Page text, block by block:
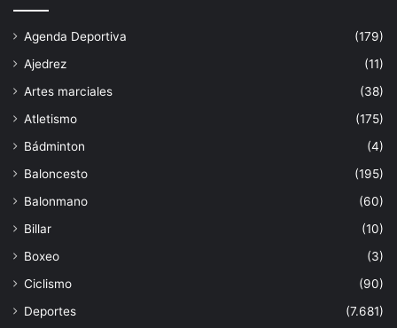
Agenda Deportiva
(179)
Ajedrez
(11)
Artes marciales
(38)
Atletismo
(175)
Bádminton
(4)
Baloncesto
(195)
Balonmano
(60)
Billar
(10)
Boxeo
(3)
Ciclismo
(90)
Deportes
(7.681)